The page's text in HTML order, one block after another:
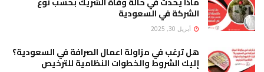
الشركة في السعودية
أبريل 30, 2025
هل ترغب في مزاولة اعمال الصرافة في السعودية؟
إليك الشروط والخطوات النظامية للترخيص